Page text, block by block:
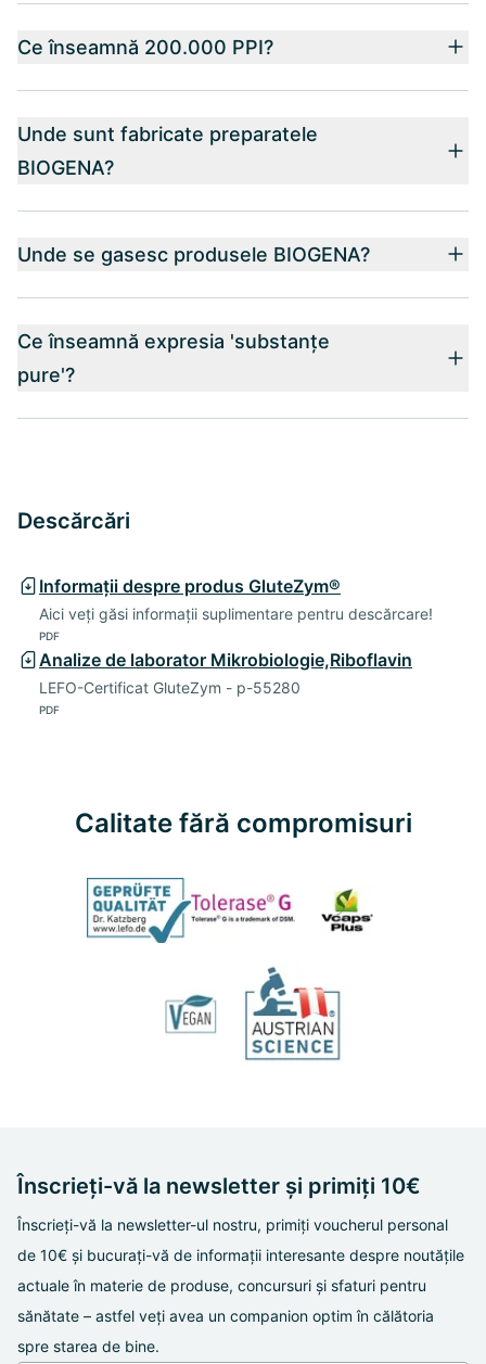
Ce înseamnă 200.000 PPI?
Unde sunt fabricate preparatele
BIOGENA?
Unde se gasesc produsele BIOGENA?
Ce înseamnă expresia 'substanțe
pure'?
Descărcări
Informații despre produs GluteZym®
Aici veți găsi informații suplimentare pentru descărcare!
PDF
Analize de laborator Mikrobiologie,Riboflavin
LEFO-Certificat GluteZym - p-55280
PDF
Calitate fără compromisuri
Înscrieți-vă la newsletter și primiți 10€
Înscrieți-vă la newsletter-ul nostru, primiți voucherul personal
de 10€ și bucurați-vă de informații interesante despre noutățile
actuale în materie de produse, concursuri și sfaturi pentru
sănătate – astfel veți avea un companion optim în călătoria
spre starea de bine.